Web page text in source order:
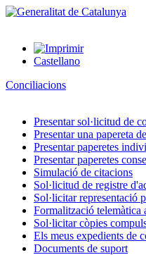
Castellano
Conciliacions
Presentar sol·licitud de
Presentar una papereta
Presentar paperetes
Presentar paperetes
Simulació de citacions
Sol·licitud de registre
Sol·licitar representació
Formalització telemàtica
Sol·licitar còpies
Els meus expedients de
Documents de suport